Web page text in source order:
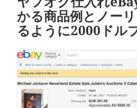
かる商品例とノー
るように2000ドル